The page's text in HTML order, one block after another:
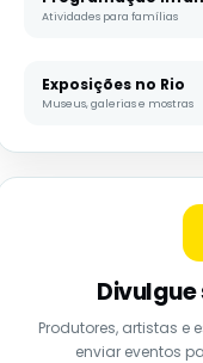
Atividades para famílias
Exposições no Rio
Museus, galerias e mostras
Produtores, artistas e
enviar eventos